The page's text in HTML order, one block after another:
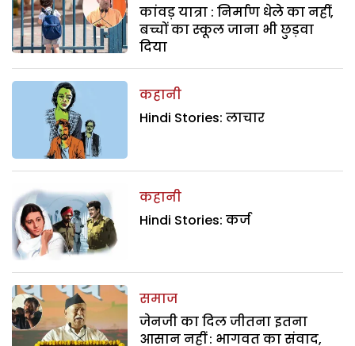
कांवड़ यात्रा : निर्माण धेले का नहीं,
बच्चों का स्कूल जाना भी छुड़वा
दिया
कहानी
Hindi Stories: लाचार
कहानी
Hindi Stories: कर्ज
समाज
जेनजी का दिल जीतना इतना
आसान नहीं : भागवत का संवाद,